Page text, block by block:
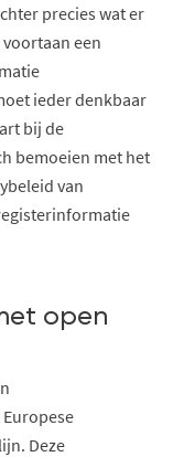
precies water
voortaan een
ieder denkbaar
bij de
bemoeien met het
van
open
Europese
. Deze